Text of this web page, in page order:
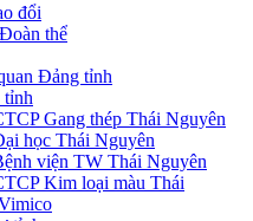
đổi
thể
Đảng tỉnh
Gang thép Thái Nguyên
học Thái Nguyên
viện TW Thái Nguyên
Kim loại màu Thái